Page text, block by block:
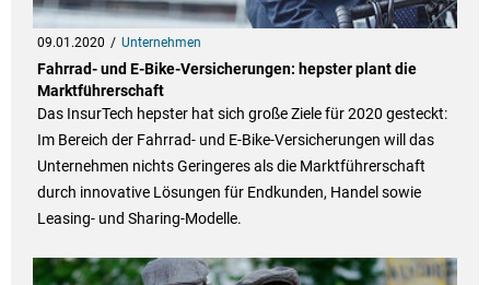
09.01.2020 Unternehmen
Fahrrad- und E-Bike-Versicherungen: hepster plant die
Marktführerschaft
Das InsurTech hepster hat sich große Ziele für 2020 gesteckt:
Im Bereich der Fahrrad- und E-Bike-Versicherungen will das
Unternehmen nichts Geringeres als die Marktführerschaft
durch innovative Lösungen für Endkunden, Handel sowie
Leasing- und Sharing-Modelle.